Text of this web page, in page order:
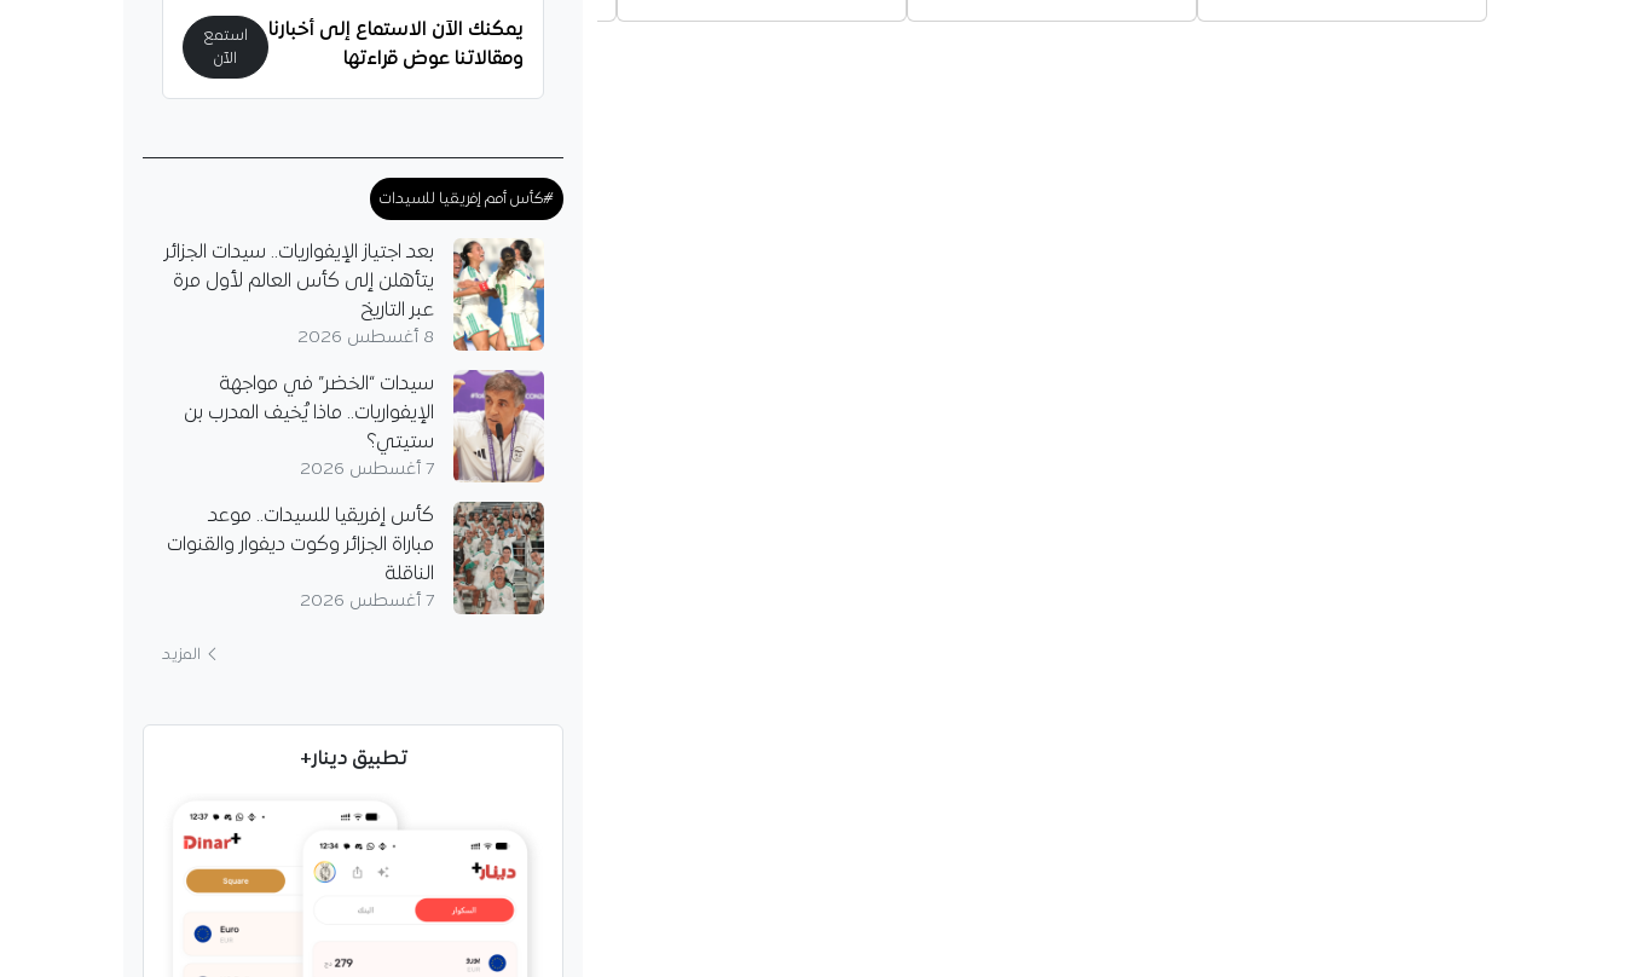
يمكنك الآن الاستماع إلى أخبارنا
ومقالاتنا عوض قراءتها
استمع
الآن
#كأس أمم إفريقيا للسيدات
بعد اجتياز الإيفواريات.. سيدات الجزائر
يتأهلن إلى كأس العالم لأول مرة
عبر التاريخ
8 أغسطس 2026
سيدات “الخضر” في مواجهة
الإيفواريات.. ماذا يُخيف المدرب بن
ستيتي؟
7 أغسطس 2026
كأس إفريقيا للسيدات.. موعد
مباراة الجزائر وكوت ديفوار والقنوات
الناقلة
7 أغسطس 2026
المزيد
تطبيق دينار+